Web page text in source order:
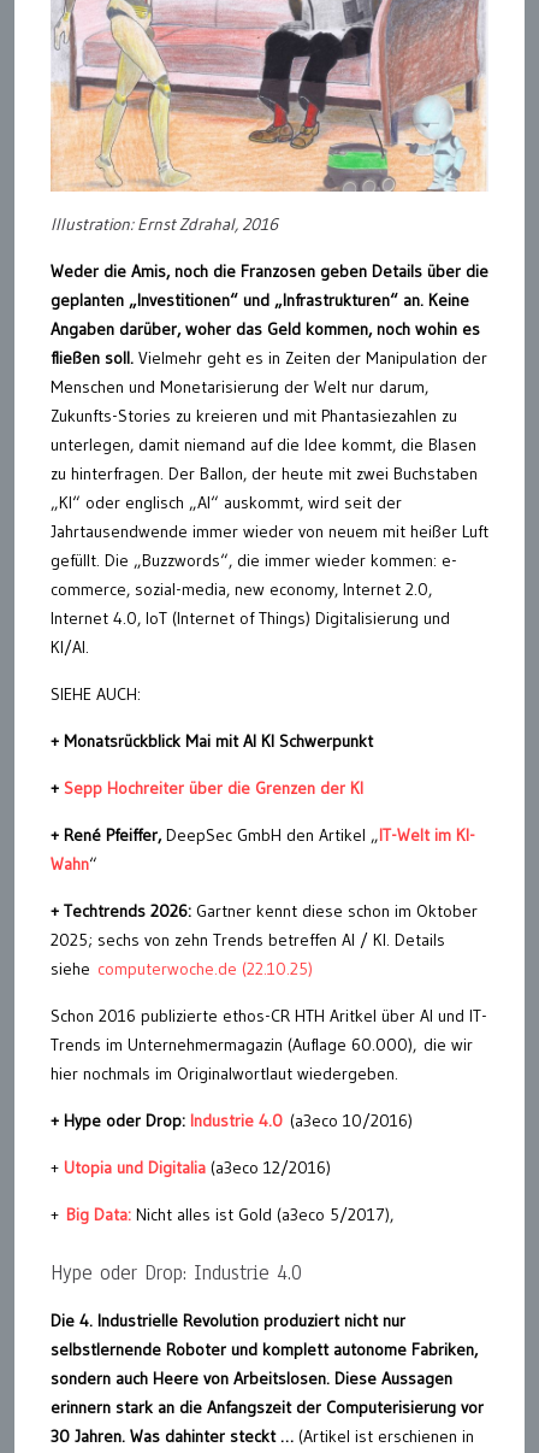
Illustration: Ernst Zdrahal, 2016
Weder die Amis, noch die Franzosen geben Details über die
geplanten „Investitionen“ und „Infrastrukturen“ an. Keine
Angaben darüber, woher das Geld kommen, noch wohin es
fließen soll. Vielmehr geht es in Zeiten der Manipulation der
Menschen und Monetarisierung der Welt nur darum,
Zukunfts-Stories zu kreieren und mit Phantasiezahlen zu
unterlegen, damit niemand auf die Idee kommt, die Blasen
zu hinterfragen. Der Ballon, der heute mit zwei Buchstaben
„KI“ oder englisch „AI“ auskommt, wird seit der
Jahrtausendwende immer wieder von neuem mit heißer Luft
gefüllt. Die „Buzzwords“, die immer wieder kommen: e-
commerce, sozial-media, new economy, Internet 2.0,
Internet 4.0, IoT (Internet of Things) Digitalisierung und
KI/AI.
SIEHE AUCH:
+ Monatsrückblick Mai mit AI KI Schwerpunkt
+ Sepp Hochreiter über die Grenzen der KI
+ René Pfeiffer,DeepSec GmbH den Artikel „IT-Welt im KI-
Wahn“
+ Techtrends 2026: Gartner kennt diese schon im Oktober
2025; sechs von zehn Trends betreffen AI / KI. Details
siehe computerwoche.de (22.10.25)
Schon 2016 publizierte ethos-CR HTH Aritkel über AI und IT-
Trends im Unternehmermagazin (Auflage 60.000), die wir
hier nochmals im Originalwortlaut wiedergeben.
+ Hype oder Drop: Industrie 4.0 (a3eco 10/2016)
+ Utopia und Digitalia (a3eco 12/2016)
+ Big Data: Nicht alles ist Gold (a3eco 5/2017),
Hype oder Drop: Industrie 4.0
Die 4. Industrielle Revolution produziert nicht nur
selbstlernende Roboter und komplett autonome Fabriken,
sondern auch Heere von Arbeitslosen. Diese Aussagen
erinnern stark an die Anfangszeit der Computerisierung vor
30 Jahren. Was dahinter steckt … (Artikel ist erschienen in